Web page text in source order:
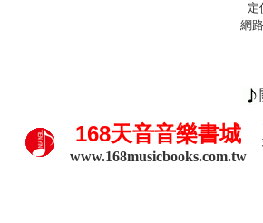
定
網
168天音音樂書城
www.168musicbooks.com.tw